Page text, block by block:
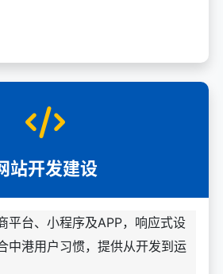
站开发建设
平台、小程序及APP，响应式设
中港用户习惯，提供从开发到运